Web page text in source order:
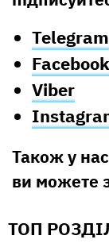
Telegram
Viber
Також у
ви можете
ТОП